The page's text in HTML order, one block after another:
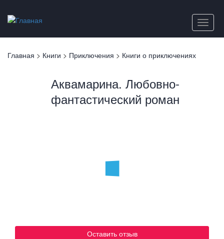
основному
содержанию
Toggle
Вы
Главная > Книги > Приключения > Книги о приключениях
Аквамарина. Любовно-
фантастический роман
Оставить отзыв